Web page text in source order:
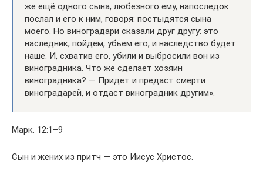
же ещё одного сына, любезного ему, напоследок
послал и его к ним, говоря: постыдятся сына
моего. Но виноградари сказали друг другу: это
наследник; пойдем, убьем его, и наследство будет
наше. И, схватив его, убили и выбросили вон из
виноградника. Что же сделает хозяин
виноградника? — Придет и предаст смерти
виноградарей, и отдаст виноградник другим».
Марк. 12:1–9
Сын и жених из притч — это Иисус Христос.